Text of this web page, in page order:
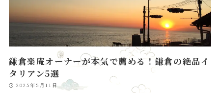
鎌倉楽庵オーナーが本気で薦める！鎌倉の絶品イ
タリアン5選
2025年5月11日